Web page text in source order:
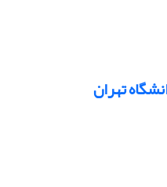
تهران